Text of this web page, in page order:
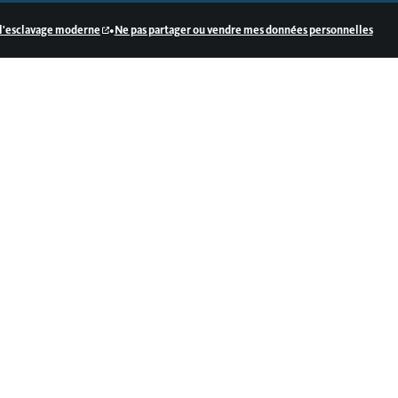
moderne •Ne pas partager ou vendre mes données personnelles